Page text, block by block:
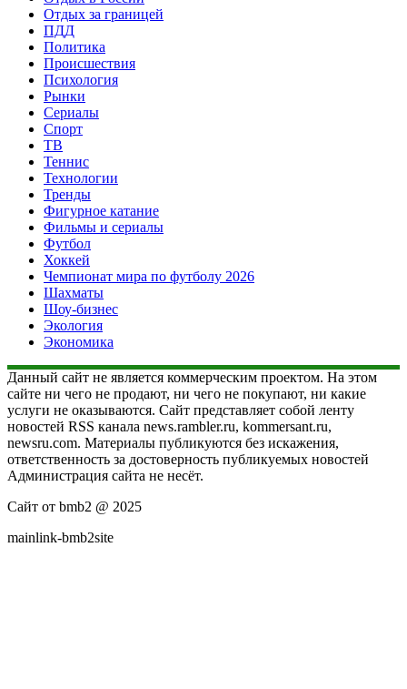
Отдых за границей
ПДД
Политика
Происшествия
Психология
Рынки
Сериалы
Спорт
ТВ
Теннис
Технологии
Тренды
Фигурное катание
Фильмы и сериалы
Футбол
Хоккей
Чемпионат мира по футболу 2026
Шахматы
Шоу-бизнес
Экология
Экономика
Данный сайт не является коммерческим проектом. На этом
сайте ни чего не продают, ни чего не покупают, ни какие
услуги не оказываются. Сайт представляет собой ленту
новостей RSS канала news.rambler.ru, kommersant.ru,
newsru.com. Материалы публикуются без искажения,
ответственность за достоверность публикуемых новостей
Администрация сайта не несёт.
Сайт от bmb2 @ 2025
mainlink-bmb2site